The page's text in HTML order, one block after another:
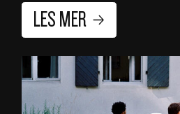
LES MER